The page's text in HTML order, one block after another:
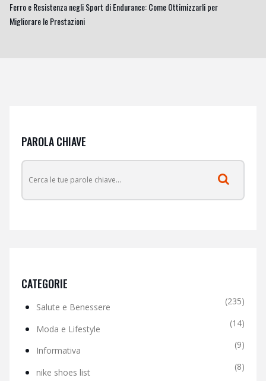
Ferro e Resistenza negli Sport di Endurance: Come Ottimizzarli per
Migliorare le Prestazioni
PAROLA CHIAVE
CATEGORIE
Salute e Benessere
(235)
Moda e Lifestyle
(14)
Informativa
(9)
nike shoes list
(8)